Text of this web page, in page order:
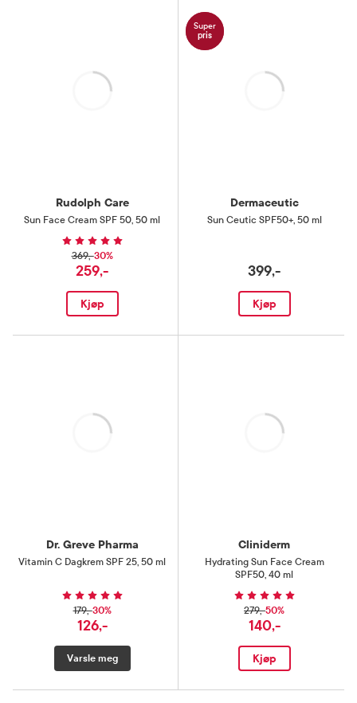
Rudolph Care
Sun Face Cream SPF 50, 50 ml
369,-30%
259,-
Kjøp
Super
pris
Dermaceutic
Sun Ceutic SPF50+, 50 ml
399,-
Kjøp
Dr. Greve Pharma
Vitamin C Dagkrem SPF 25, 50 ml
179,-30%
126,-
Varsle meg
Cliniderm
Hydrating Sun Face Cream
SPF50, 40 ml
279,-50%
140,-
Kjøp